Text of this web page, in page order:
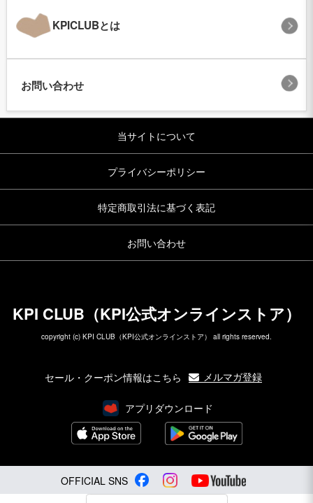
KPICLUBとは
お問い合わせ
当サイトについて
プライバシーポリシー
特定商取引法に基づく表記
お問い合わせ
KPI CLUB（KPI公式オンラインストア）
copyright (c) KPI CLUB（KPI公式オンラインストア） all rights reserved.
セール・クーポン情報はこちら メルマガ登録
アプリダウンロード
OFFICIAL SNS